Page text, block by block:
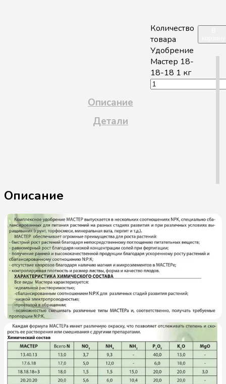
Количество
товара
Удобрение
Мастер 18-
18-18 1 кг
Описание
Детали
Описание